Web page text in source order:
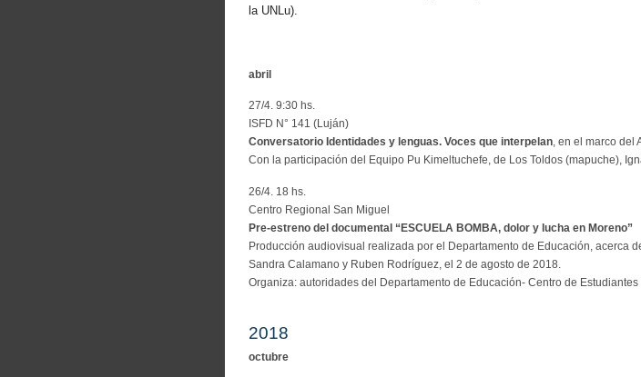
la UNLu).
abril
27/4. 9:30 hs.
ISFD N° 141 (Luján)
Conversatorio Identidades y lenguas. Voces que interpelan, en el marco del
Con la participación del Equipo Pu Kimeltuchefe, de Los Toldos (mapuche),
26/4. 18 hs.
Centro Regional San Miguel
Pre-estreno del documental “ESCUELA BOMBA, dolor y lucha en Moreno”
Producción audiovisual realizada por el Departamento de Educación, acerca
Sandra Calamano y Ruben Rodríguez, el 2 de agosto de 2018.
Organiza: autoridades del Departamento de Educación- Centro de
2018
octubre